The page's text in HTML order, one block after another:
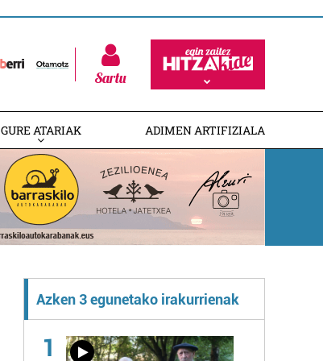
Sartu
GURE ATARIAK ADIMEN ARTIFIZIALA
Azken 3 egunetako irakurrienak
1